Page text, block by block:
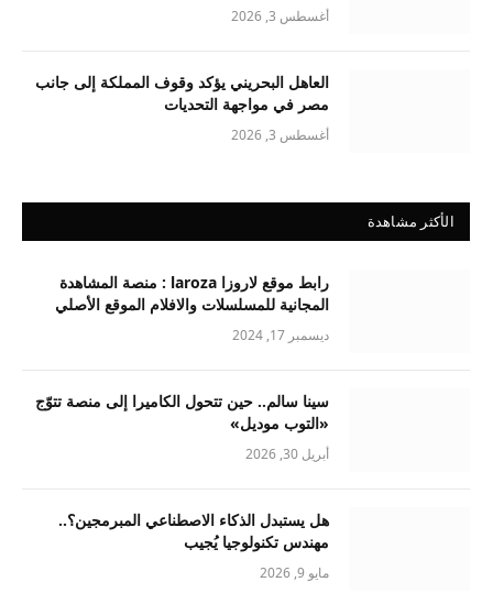
أغسطس 3, 2026
العاهل البحريني يؤكد وقوف المملكة إلى جانب
مصر في مواجهة التحديات
أغسطس 3, 2026
الأكثر مشاهدة
رابط موقع لاروزا laroza : منصة المشاهدة
المجانية للمسلسلات والافلام الموقع الأصلي
ديسمبر 17, 2024
سينا سالم.. حين تتحول الكاميرا إلى منصة تتوّج
«التوب موديل»
أبريل 30, 2026
هل يستبدل الذكاء الاصطناعي المبرمجين؟..
مهندس تكنولوجيا يُجيب
مايو 9, 2026